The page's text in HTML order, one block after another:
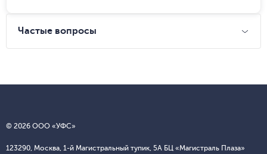
Частые вопросы
© 2026 ООО «УФС»
123290, Москва, 1-й Магистральный тупик, 5А БЦ «Магистраль Плаза»